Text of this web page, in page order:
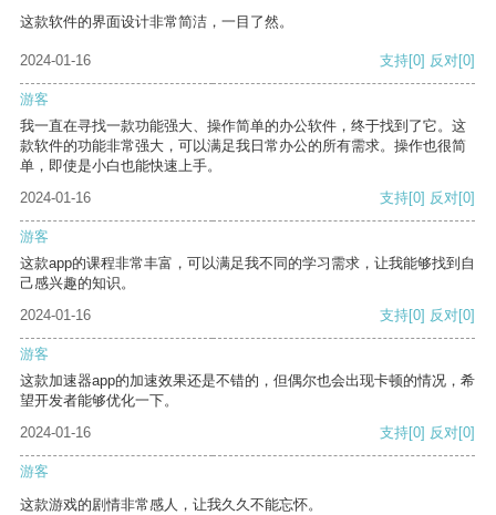
这款软件的界面设计非常简洁，一目了然。
2024-01-16 支持[0] 反对[0]
游客
我一直在寻找一款功能强大、操作简单的办公软件，终于找到了它。这
款软件的功能非常强大，可以满足我日常办公的所有需求。操作也很简
单，即使是小白也能快速上手。
2024-01-16
支持[0] 反对[0]
游客
这款app的课程非常丰富，可以满足我不同的学习需求，让我能够找到自
己感兴趣的知识。
2024-01-16
支持[0] 反对[0]
游客
这款加速器app的加速效果还是不错的，但偶尔也会出现卡顿的情况，希
望开发者能够优化一下。
2024-01-16
支持[0] 反对[0]
游客
这款游戏的剧情非常感人，让我久久不能忘怀。